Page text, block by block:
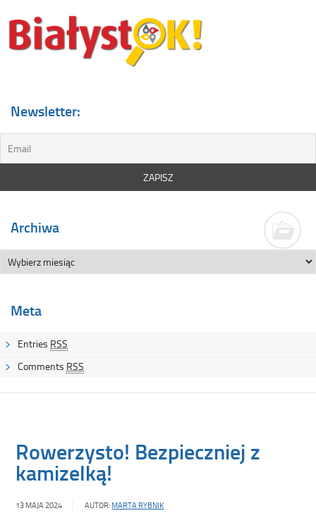
Newsletter:
Archiwa
Meta
Entries RSS
Comments RSS
Rowerzysto! Bezpieczniej z
kamizelką!
13 MAJA 2024 AUTOR: MARTA RYBNIK